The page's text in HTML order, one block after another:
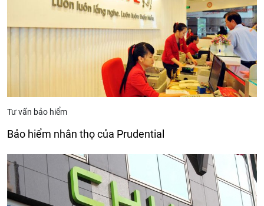
Tư vấn bảo hiểm
Bảo hiểm nhân thọ của Prudential